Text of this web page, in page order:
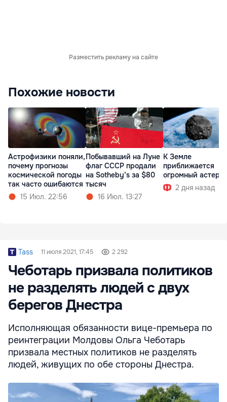
Разместить рекламу на сайте
Похожие новости
Астрофизики поняли,
почему прогнозы
космической погоды
так часто ошибаются
15 Июл. 22:56
Побывавший на Луне
флаг СССР продали
на Sotheby’s за $80
тысяч
16 Июл. 13:27
К Земле
приближается
огромный
2 дня назад
Tass 11 июля 2021, 17:45 2 292
Чеботарь призвала политиков
не разделять людей с двух
берегов Днестра
Исполняющая обязанности вице-премьера по
реинтеграции Молдовы Ольга Чеботарь
призвала местных политиков не разделять
людей, живущих по обе стороны Днестра.